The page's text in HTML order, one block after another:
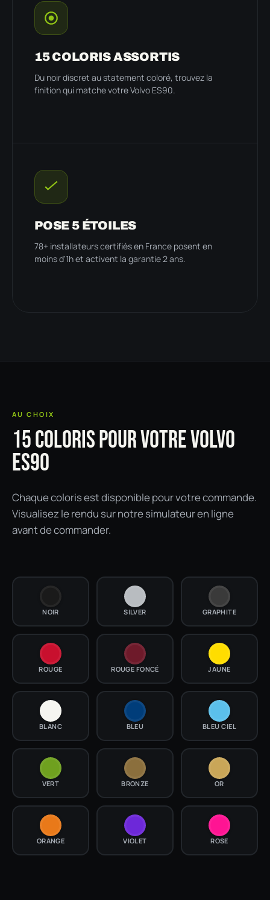
15 COLORIS ASSORTIS
Du noir discret au statement coloré, trouvez la
finition qui matche votre Volvo ES90.
POSE 5 ÉTOILES
78+ installateurs certifiés en France posent en
moins d'1h et activent la garantie 2 ans.
AU CHOIX
15 COLORIS POUR VOTRE VOLVO
ES90
Chaque coloris est disponible pour votre commande.
Visualisez le rendu sur notre simulateur en ligne
avant de commander.
NOIR SILVER GRAPHITE
ROUGE ROUGE FONCÉ JAUNE
BLANC BLEU BLEU CIEL
VERT BRONZE OR
ORANGE VIOLET ROSE